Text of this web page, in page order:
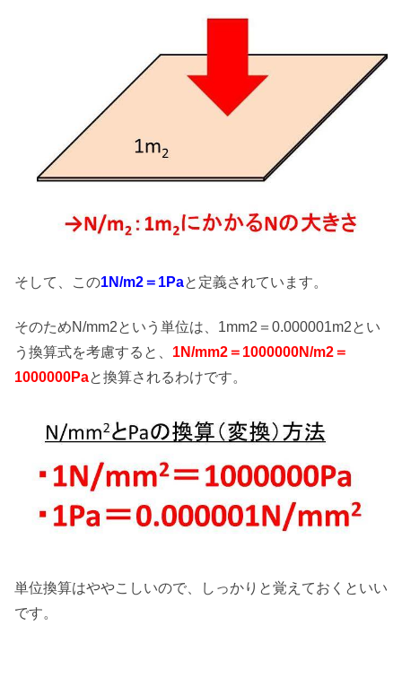
そして、この1N/m2＝1Paと定義されています。
そのためN/mm2という単位は、1mm2＝0.000001m2とい
う換算式を考慮すると、 1N/mm2＝1000000N/m2＝
1000000Paと換算されるわけです。
単位換算はややこしいので、しっかりと覚えておくといい
です。